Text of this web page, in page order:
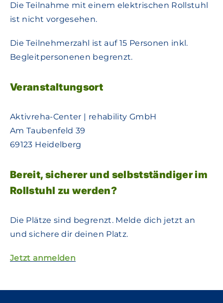
Die Teilnahme mit einem elektrischen Rollstuhl
ist nicht vorgesehen.
Die Teilnehmerzahl ist auf 15 Personen inkl.
Begleitpersonenen begrenzt.
Veranstaltungsort
Aktivreha-Center | rehability GmbH
Am Taubenfeld 39
69123 Heidelberg
Bereit, sicherer und selbstständiger im
Rollstuhl zu werden?
Die Plätze sind begrenzt. Melde dich jetzt an
und sichere dir deinen Platz.
Jetzt anmelden